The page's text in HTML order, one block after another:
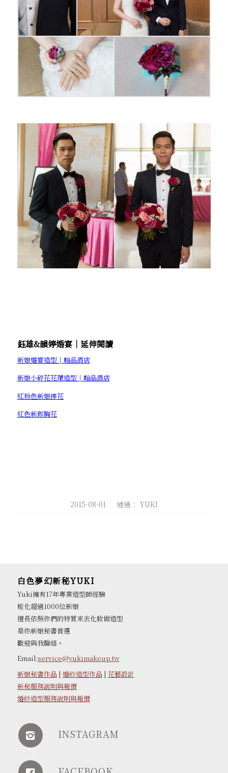
鈺雄&韻婷婚宴│延伸閱讀
新娘婚宴造型│翰品酒店
新娘小碎花花環造型│翰品酒店
紅粉色新娘捧花
紅色新郎胸花
2015-08-01
/ 通過： YUKI
白色夢幻新秘YUKI
Yuki擁有17年專業造型師經驗
梳化超過1000位新娘
擅長依照你們的特質來去化妝做造型
是你新娘秘書首選
歡迎與我聯絡。
Email:service@yukimakeup.tw
新娘秘書作品| 婚紗造型作品| 花藝設計
新秘服務說明與報價
婚紗造型服務說明與報價
INSTAGRAM